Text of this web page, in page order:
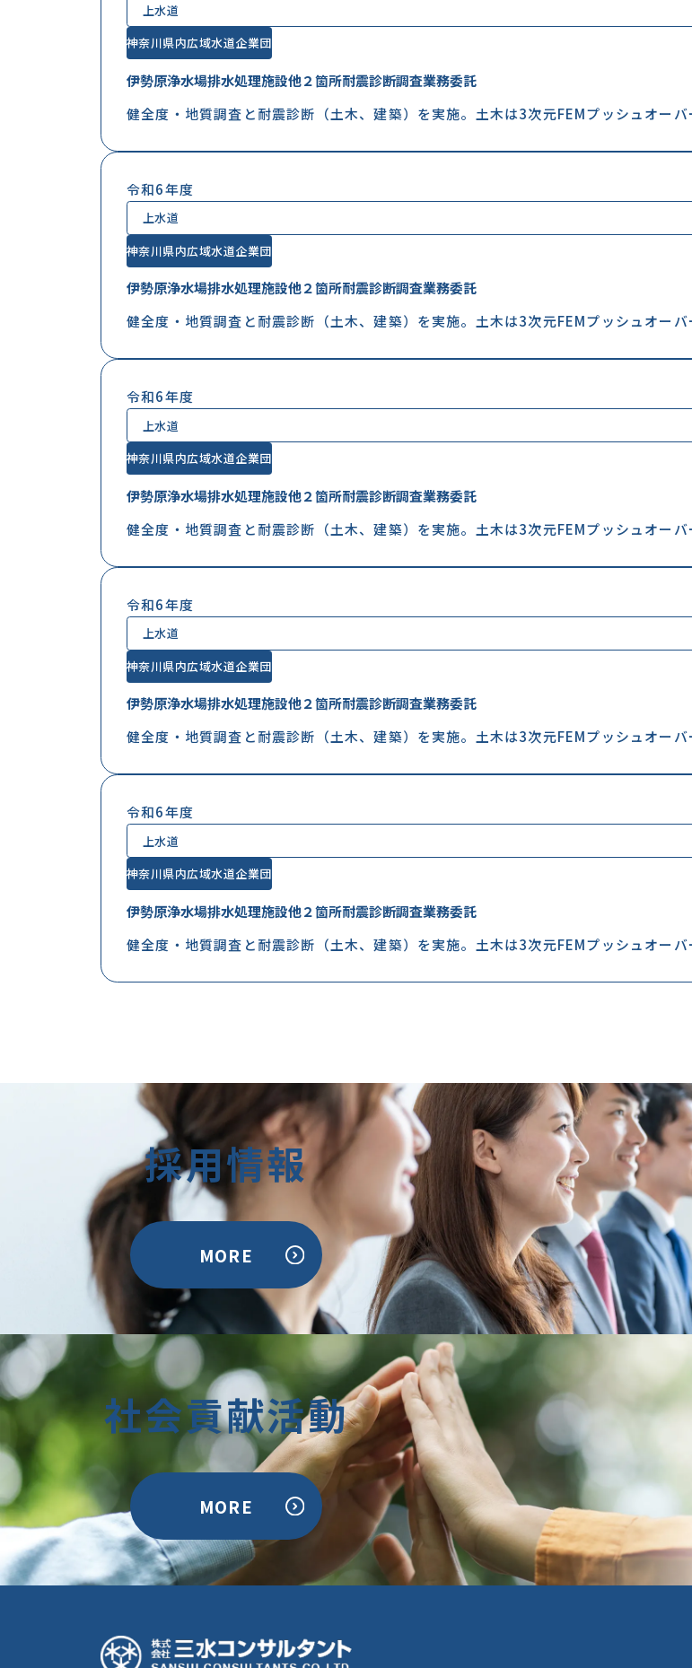
上水道
神奈川県内広域水道企業団
伊勢原浄水場排水処理施設他２箇所耐震診断調査業務委託
健全度・地質調査と耐震診断（土木、建築）を実施。土木は3次元FEMプッシュオーバ
令和6年度
上水道
神奈川県内広域水道企業団
伊勢原浄水場排水処理施設他２箇所耐震診断調査業務委託
健全度・地質調査と耐震診断（土木、建築）を実施。土木は3次元FEMプッシュオーバ
令和6年度
上水道
神奈川県内広域水道企業団
伊勢原浄水場排水処理施設他２箇所耐震診断調査業務委託
健全度・地質調査と耐震診断（土木、建築）を実施。土木は3次元FEMプッシュオーバ
令和6年度
上水道
神奈川県内広域水道企業団
伊勢原浄水場排水処理施設他２箇所耐震診断調査業務委託
健全度・地質調査と耐震診断（土木、建築）を実施。土木は3次元FEMプッシュオーバ
令和6年度
上水道
神奈川県内広域水道企業団
伊勢原浄水場排水処理施設他２箇所耐震診断調査業務委託
健全度・地質調査と耐震診断（土木、建築）を実施。土木は3次元FEMプッシュオーバ
採用情報
MORE
社会貢献活動
MORE